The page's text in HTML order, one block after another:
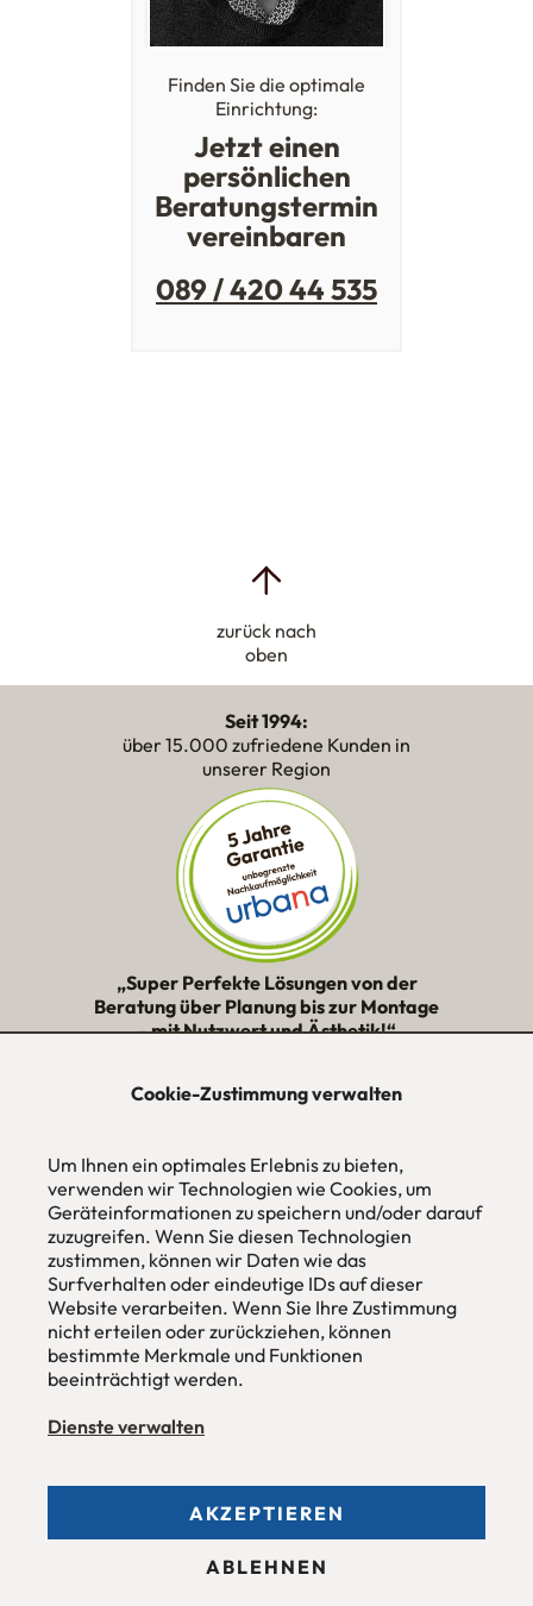
Cookie-Zustimmung verwalten
Um Ihnen ein optimales Erlebnis zu bieten,
verwenden wir Technologien wie Cookies, um
Geräteinformationen zu speichern und/oder darauf
zuzugreifen. Wenn Sie diesen Technologien
zustimmen, können wir Daten wie das
Surfverhalten oder eindeutige IDs auf dieser
Website verarbeiten. Wenn Sie Ihre Zustimmung
nicht erteilen oder zurückziehen, können
bestimmte Merkmale und Funktionen
beeinträchtigt werden.
Dienste verwalten
AKZEPTIEREN
ABLEHNEN
Finden Sie die optimale
Einrichtung:
Jetzt einen
persönlichen
Beratungstermin
vereinbaren
089 / 420 44 535
zurück nach
oben
Seit 1994:
über 15.000 zufriedene Kunden in
unserer Region
„Super Perfekte Lösungen von der
Beratung über Planung bis zur Montage
– mit Nutzwert und Ästhetik!“
Individuelles Wohndesign
ohne Mehrpreis nach Maß
Hans Pinsel-Str. 1
im DreierHaus
85540Haar / München
089 / 420 44 535
Fax
089 / 456 00 646
E-Mail
mail@urbana-moebel.de
Öffnungszeiten des
Montag bis Freitag 09:30 — 18:30 Uhr
Samstag 09:30 -16:00 Uhr
Allgemeine Geschäftsbedingungen (AGB)